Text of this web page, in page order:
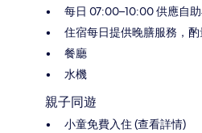
每日 07:00–10:00 供應自
住宿每日提供晚膳服務，
餐廳
水機
親子同遊
小童免費入住 (查看詳情)